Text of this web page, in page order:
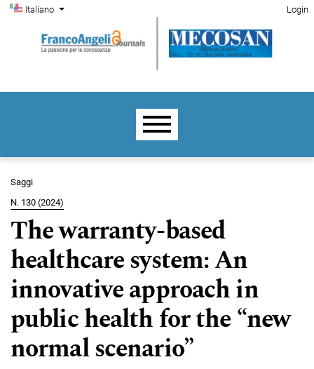
Salta al menu principale di navigazione
Salta al contenuto principale
Salta al piè di pagina del sito
Cambia la lingua. La lingua corrente è:
Italiano
Menu di amministrazione Login
Menu principale
Saggi
N. 130 (2024)
The warranty-based
healthcare system: An
innovative approach in
public health for the “new
normal scenario”